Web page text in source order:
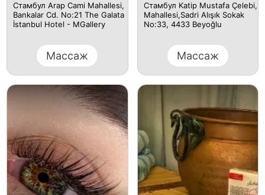
Стамбул Arap Cami Mahallesi,
Bankalar Cd. No:21 The Galata
İstanbul Hotel - MGallery
Массаж
Стамбул Katip Mustafa Çelebi,
Mahallesi,Sadri Alışık Sokak
No:33, 4433 Beyoğlu
Массаж